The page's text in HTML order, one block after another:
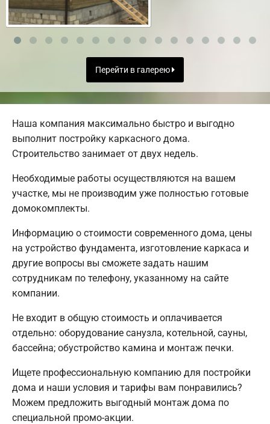
Перейти в галерею
Наша компания максимально быстро и выгодно
выполнит постройку каркасного дома.
Строительство занимает от двух недель.
Необходимые работы осуществляются на вашем
участке, мы не производим уже полностью готовые
домокомплекты.
Информацию о стоимости современного дома, цены
на устройство фундамента, изготовление каркаса и
другие вопросы вы сможете задать нашим
сотрудникам по телефону, указанному на сайте
компании.
Не входит в общую стоимость и оплачивается
отдельно: оборудование санузла, котельной, сауны,
бассейна; обустройство камина и монтаж печки.
Ищете профессиональную компанию для постройки
дома и наши условия и тарифы вам понравились?
Можем предложить выгодный монтаж дома по
специальной промо-акции.